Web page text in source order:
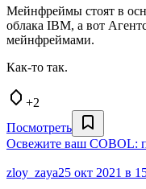
Мейнфреймы стоят в
облака IBM, а вот
мейнфреймами.
Как-то так.
+2
Посмотреть
Освежите ваш COBOL:
zloy_zaya25 окт 2021 в